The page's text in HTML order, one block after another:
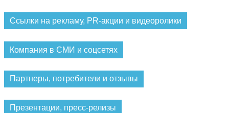
Ссылки на рекламу, PR-акции и видеоролики
Компания в СМИ и соцсетях
Партнеры, потребители и отзывы
Презентации, пресс-релизы